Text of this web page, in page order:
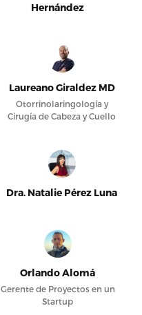
Hernández
Laureano Giraldez MD
Otorrinolaringología y
Cirugía de Cabeza y Cuello
Dra. Natalie Pérez Luna
Orlando Alomá
Gerente de Proyectos en un
Startup